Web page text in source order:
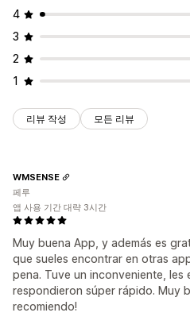
4
3
2
1
리뷰 작성 모든 리뷰
Muy buena App, y además es
que sueles encontrar en otras
pena. Tuve un inconveniente, les
respondieron súper rápido. Muy
recomiendo!
WMSENSE
페루
앱 사용 기간 대략 3시간